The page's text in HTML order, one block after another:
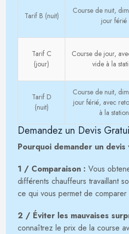
Tarif B (nuit)
Course de nuit,
jour férié
Tarif C
(jour)
Course de jour,
vide à la
Tarif D
(nuit)
Course de nuit,
jour férié, avec
à la station
Demandez un Devis
Pourquoi demander un devis
1 / Comparaison : Vous
différents chauffeurs travaillant
ce qui vous permet de comparer
2 / Éviter les mauvaises
connaîtrez le prix de la course